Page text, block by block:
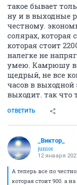
такое бывает
ну и в выходные
честному.
солярах, которая
которая стоит
налегке не
умею. Камрюшу
щедрый, не все
часов в
выходит. так что
ОТВЕТИТЬ
_Виктор_
juniоr
12 января
А теперь все по
которая стоит 900. а